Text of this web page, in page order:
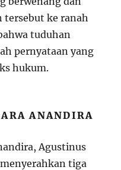
tersebut ke ranah
tuduhan
pernyataan yang
hukum.
ANANDIRA
Agustinus
tiga